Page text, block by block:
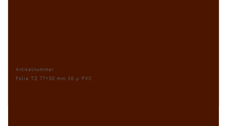
Artikelnummer
Folie TZ 77×30 mm 50 µ PVC